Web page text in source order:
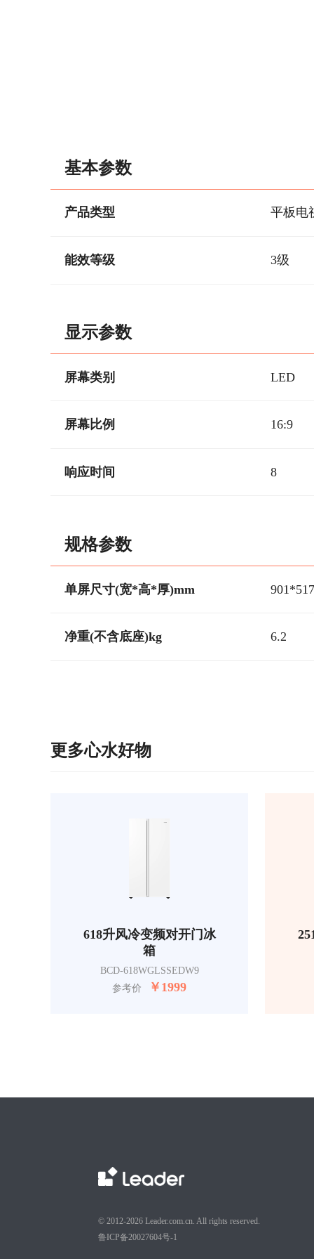
基本参数
产品类型 平板电
能效等级 3级
显示参数
屏幕类别 LED
屏幕比例 16:9
响应时间 8
规格参数
单屏尺寸(宽*高*厚)mm
净重(不含底座)kg 6.2
更多心水好物
618升风冷变频对开门冰
箱
BCD-618WGLSSEDW9
参考价
￥ 1999
© 2012-2026 Leader.com.cn. All rights reserved.
鲁ICP备20027604号-1